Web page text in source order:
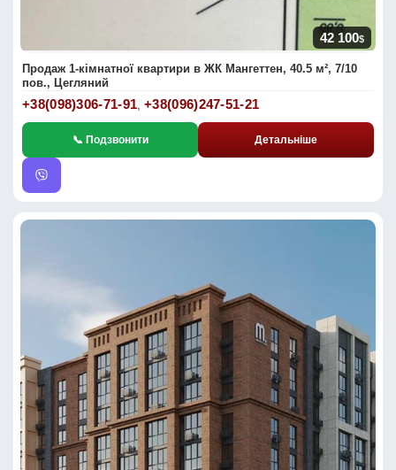
42 100$
Продаж 1-кімнатної квартири в ЖК Мангеттен, 40.5 м², 7/10
пов., Цегляний
+38(098)306-71-91 ,+38(096)247-51-21
📞 Подзвонити Детальніше